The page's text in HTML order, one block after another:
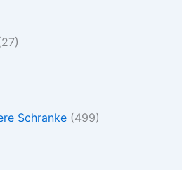
Schranke(499)